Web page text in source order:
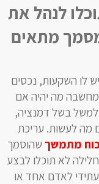
לנהל את
מתאים
לו השקעות, נכסים
מה יהיה אם
למשל בשל דמנציה,
מה לעשות. עריכת
כוח מתמשך שהוסמך
לא תוכלו לבצע
עתידי לאדם אחד או